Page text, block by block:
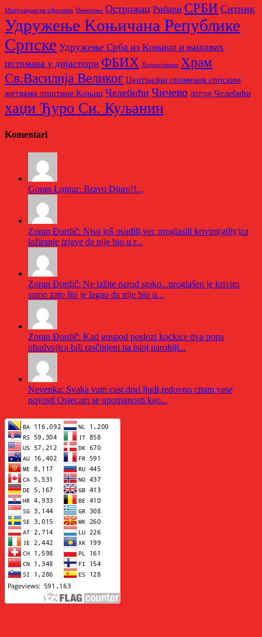
Митровданска офанзива Невесињe Острожац Рибари СРБИ Ситник
Удружење Kоњичана Републике
Српске Удружење Срба из Kоњица и њихових
потомака у дијаспори ФБИХ Херцеговина Храм
Св.Василија Великог Централни споменик српским
жртвама општине Kоњиц Челебићи Чичево логор Челебићи
хаџи Ђуро Си. Куљанин
Komentari
Goran Lojpur: Bravo Djuro!!...
Zoran Đordič: Nisu još osudili,vec proglasili krivim(gilty)za
lažiranje izjave da nije bio u r...
Zoran Đordič: Ne lažite narod stoko...proglašen je krivim
samo zato što je lagao da nije bio u...
Zoran Đordič: Kad gospod poslozi kockice dva popa
obadvojica bili rasčinjeni na istoj parohiji...
Nevenka: Svaka vam cast dori ljudi,redovno citam vase
novosti Osjecam se upotpunosti kao...